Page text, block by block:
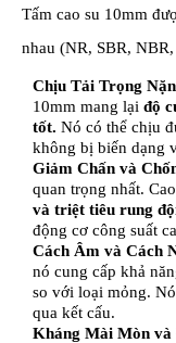
Tấm cao su 10mm
nhau (NR, SBR,
Chịu Tải Trọng
10mm mang lại độ
tốt. Nó có thể chịu
không bị biến dạng
Giảm Chấn và
quan trọng nhất.
và triệt tiêu rung
động cơ công suất
Cách Âm và Cách
nó cung cấp khả
so với loại mỏng.
qua kết cấu.
Kháng Mài Mòn và